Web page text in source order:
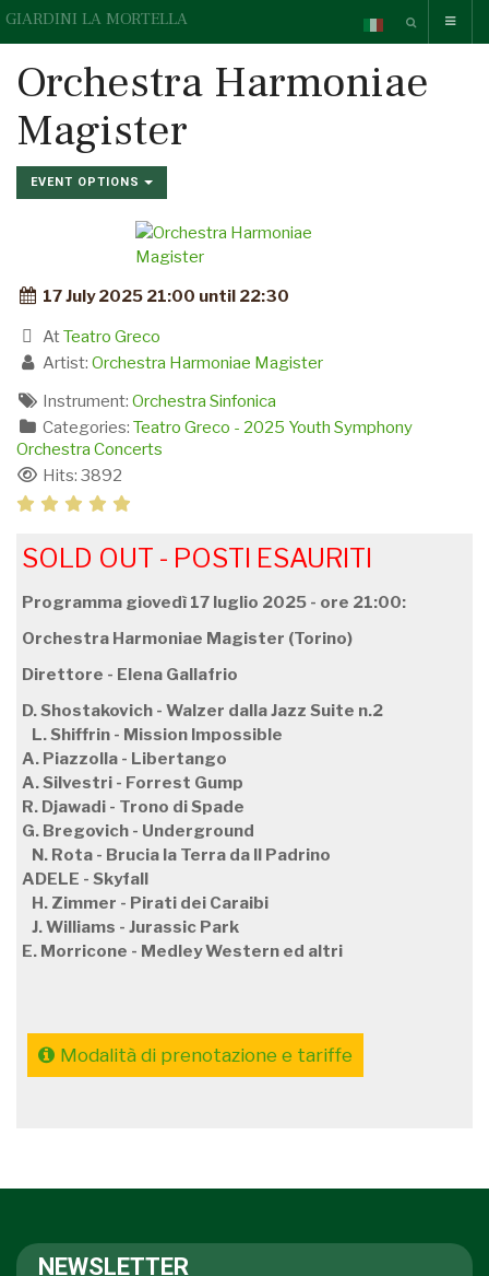
GIARDINI LA MORTELLA
Orchestra Harmoniae
Magister
EVENT OPTIONS
17 July 2025 21:00 until 22:30
AtTeatro Greco
Artist: Orchestra Harmoniae Magister
Instrument: Orchestra Sinfonica
Categories: Teatro Greco - 2025 Youth Symphony
Orchestra Concerts
Hits: 3892
SOLD OUT - POSTI ESAURITI
Programma giovedì 17 luglio 2025 - ore 21:00:
Orchestra Harmoniae Magister (Torino)
Direttore - Elena Gallafrio
D. Shostakovich - Walzer dalla Jazz Suite n.2
L. Shiffrin - Mission Impossible
A. Piazzolla - Libertango
A. Silvestri - Forrest Gump
R. Djawadi - Trono di Spade
G. Bregovich - Underground
N. Rota - Brucia la Terra da Il Padrino
ADELE - Skyfall
H. Zimmer - Pirati dei Caraibi
J. Williams - Jurassic Park
E. Morricone - Medley Western ed altri
Modalità di prenotazione e tariffe
NEWSLETTER